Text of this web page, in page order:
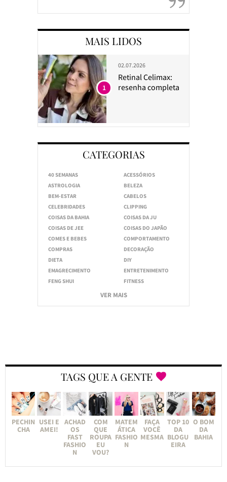
MAIS LIDOS
02.07.2026
Retinal Celimax:
resenha completa
1
CATEGORIAS
40 SEMANAS
ACESSÓRIOS
ASTROLOGIA
BELEZA
BEM-ESTAR
CABELOS
CELEBRIDADES
CLIPPING
COISAS DA BAHIA
COISAS DA JU
COISAS DE JEE
COISAS DO JAPÃO
COMES E BEBES
COMPORTAMENTO
COMPRAS
DECORAÇÃO
DIETA
DIY
EMAGRECIMENTO
ENTRETENIMENTO
FENG SHUI
FITNESS
VER MAIS
TAGS QUE A GENTE
PECHIN
CHA
USEI E
AMEI!
ACHAD
OS
FAST
FASHIO
N
COM
QUE
ROUPA
EU
VOU?
MATEM
ÁTICA
FASHIO
N
FAÇA
VOCÊ
MESMA
TOP 10
DA
BLOGU
EIRA
O BOM
DA
BAHIA